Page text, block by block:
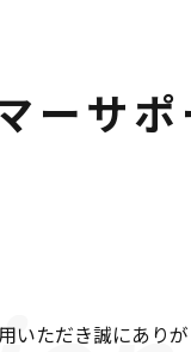
ーサ
いただき誠にありが